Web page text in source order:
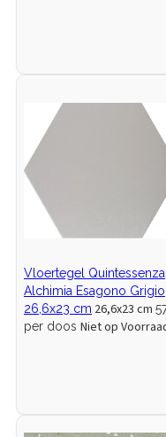
Vloertegel Quintessenza
Alchimia Esagono Grigio
26,6x23 cm 26,6x23 cm
per doos Niet op